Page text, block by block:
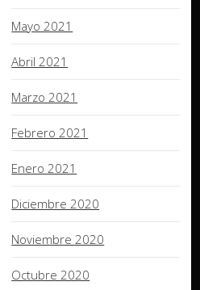
Mayo 2021
Abril 2021
Marzo 2021
Febrero 2021
Enero 2021
Diciembre 2020
Noviembre 2020
Octubre 2020